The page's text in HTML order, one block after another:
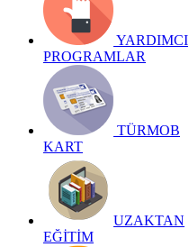
YARDIMCI
PROGRAMLAR
TÜRMOB
KART
UZAKTAN
EĞİTİM